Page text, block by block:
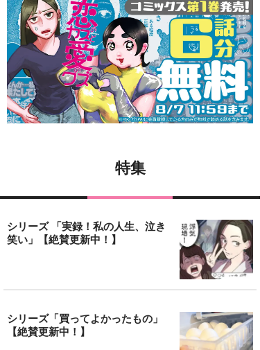
特集
シリーズ 「実録！私の人生、泣き
笑い」【絶賛更新中！】
シリーズ「買ってよかったもの」
【絶賛更新中！】